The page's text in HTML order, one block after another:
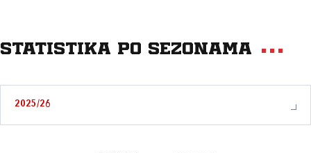
Statistika po sezonama
2025/26